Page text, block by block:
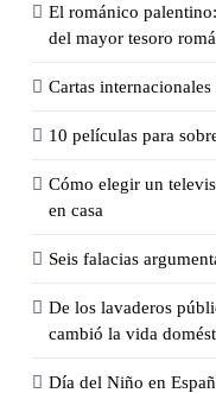
El románico
del mayor tesoro
Cartas
10 películas para
Cómo elegir un
en casa
Seis falacias
De los lavaderos
cambió la vida
Día del Niño en